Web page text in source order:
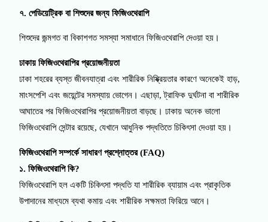
৭. পেডিয়েট্রিক বা শিশুদের জন্য ফিজিওথেরাপি
শিশুদের জন্মগত বা বিকাশগত সমস্যা সমাধানে ফিজিওথেরাপি দেওয়া হয়।
ঢাকায় ফিজিওথেরাপির প্রয়োজনীয়তা
ঢাকা শহরের ব্যস্ত জীবনযাত্রা এবং শারীরিক নিষ্ক্রিয়তার কারণে অনেকেই হাড়,
মাংসপেশি এবং জয়েন্টের সমস্যায় ভোগেন। এছাড়া, ট্রাফিক দুর্ঘটনা বা শারীরিক
আঘাতের পর ফিজিওথেরাপির প্রয়োজনীয়তা বাড়ছে। ঢাকায় অনেক ভালো
ফিজিওথেরাপি সেন্টার রয়েছে, যেখানে আধুনিক পদ্ধতিতে চিকিৎসা দেওয়া হয়।
ফিজিওথেরাপি সম্পর্কে সাধারণ প্রশ্নোত্তর (FAQ)
১. ফিজিওথেরাপি কি?
ফিজিওথেরাপি হল একটি চিকিৎসা পদ্ধতি যা শারীরিক ব্যায়াম এবং প্রাকৃতিক
উপাদানের মাধ্যমে ব্যথা কমায় এবং শারীরিক সক্ষমতা ফিরিয়ে আনে।